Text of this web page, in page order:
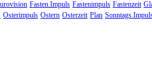
Fasten.Impuls Fastenimpuls Fastenzeit
Osterimpuls Ostern Osterzeit Plan